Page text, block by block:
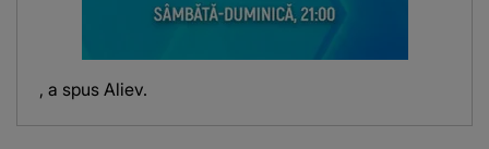
, a spus Aliev.